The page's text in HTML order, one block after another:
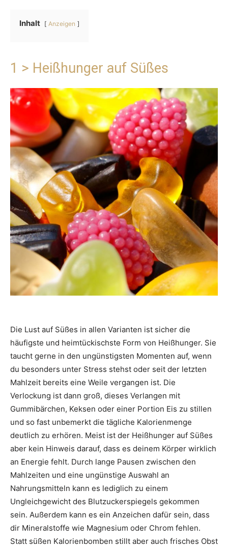
Inhalt Anzeigen
1 > Heißhunger auf Süßes
Die Lust auf Süßes in allen Varianten ist sicher die
häufigste und heimtückischste Form von Heißhunger. Sie
taucht gerne in den ungünstigsten Momenten auf, wenn
du besonders unter Stress stehst oder seit der letzten
Mahlzeit bereits eine Weile vergangen ist. Die
Verlockung ist dann groß, dieses Verlangen mit
Gummibärchen, Keksen oder einer Portion Eis zu stillen
und so fast unbemerkt die tägliche Kalorienmenge
deutlich zu erhören. Meist ist der Heißhunger auf Süßes
aber kein Hinweis darauf, dass es deinem Körper wirklich
an Energie fehlt. Durch lange Pausen zwischen den
Mahlzeiten und eine ungünstige Auswahl an
Nahrungsmitteln kann es lediglich zu einem
Ungleichgewicht des Blutzuckerspiegels gekommen
sein. Außerdem kann es ein Anzeichen dafür sein, dass
dir Mineralstoffe wie Magnesium oder Chrom fehlen.
Statt süßen Kalorienbomben stillt aber auch frisches Obst